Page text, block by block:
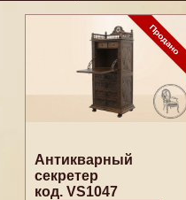
Антикварный
секретер
код. VS1047